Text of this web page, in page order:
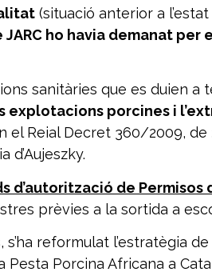
(situació anterior a l’estat
ho havia demanat per
sanitàries que es duien a
porcines i
el Reial Decret 360/2009,
d’autorització de Permisos
prèvies a la sortida a
reformulat l’estratègia
Porcina Africana a